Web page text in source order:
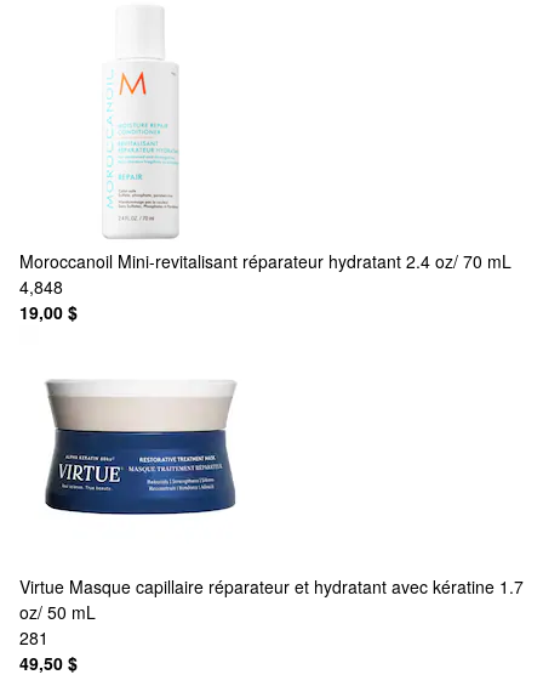
Moroccanoil Mini-revitalisant réparateur hydratant 2.4 oz/ 70 mL
4,848
19,00 $
Virtue Masque capillaire réparateur et hydratant avec kératine 1.7
oz/ 50 mL
281
49,50 $